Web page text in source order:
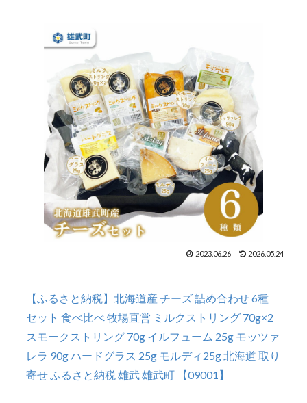
2023.06.26 2026.05.24
【ふるさと納税】北海道産 チーズ 詰め合わせ 6種
セット 食べ比べ 牧場直営 ミルクストリング 70g×2
スモークストリング 70g イルフューム 25g モッツァ
レラ 90g ハードグラス 25g モルディ25g 北海道 取り
寄せ ふるさと納税 雄武 雄武町 【09001】